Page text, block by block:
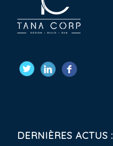
DERNIÈRES ACTUS :